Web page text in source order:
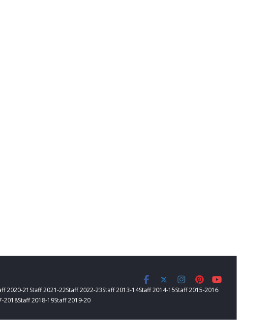
2020-21 Staff 2021-22Staff 2022-23Staff 2013-14Staff 2014-15Staff 2015-2016
2018Staff 2018-19Staff 2019-20